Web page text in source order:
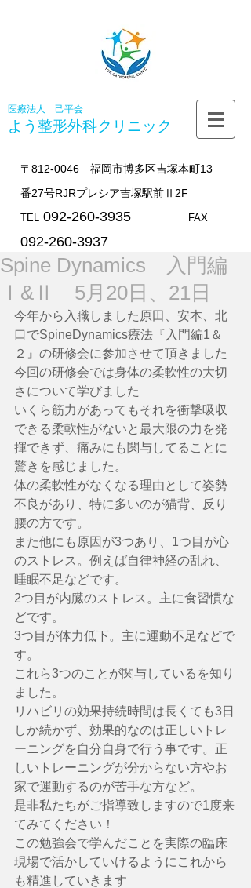
医療法人 己平会
よう整形外科クリニック
〒812-0046 福岡市博多区吉塚本町13
番27号RJRプレシア吉塚駅前Ⅱ2F
TEL 092-260-3935 FAX
092-260-3937
Spine Dynamics 入門編
Ⅰ&Ⅱ 5月20日、21日
今年から入職しました原田、安本、北
口でSpineDynamics療法『入門編1＆
２』の研修会に参加させて頂きました
今回の研修会では身体の柔軟性の大切
さについて学びました
いくら筋力があってもそれを衝撃吸収
できる柔軟性がないと最大限の力を発
揮できず、痛みにも関与してることに
驚きを感じました。
体の柔軟性がなくなる理由として姿勢
不良があり、特に多いのが猫背、反り
腰の方です。
また他にも原因が3つあり、1つ目が心
のストレス。例えば自律神経の乱れ、
睡眠不足などです。
2つ目が内臓のストレス。主に食習慣な
どです。
3つ目が体力低下。主に運動不足などで
す。
これら3つのことが関与しているを知り
ました。
リハビリの効果持続時間は長くても3日
しか続かず、効果的なのは正しいトレ
ーニングを自分自身で行う事です。正
しいトレーニングが分からない方やお
家で運動するのが苦手な方など。
是非私たちがご指導致しますので1度来
てみてください！
この勉強会で学んだことを実際の臨床
現場で活かしていけるようにこれから
も精進していきます